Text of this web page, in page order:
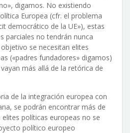
digamos. No existiendo
Europea (cfr. el problema
democrático de la UE»), estas
parciales no tendrán nunca
se necesitan elites
(«padres fundadores» digamos)
más allá de la retórica de
de la integración europea con
se podrán encontrar más de
políticas europeas no se
político europeo